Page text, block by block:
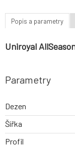
Popis a parametry
Uniroyal
Parametry
Dezen
Šířka
Profil